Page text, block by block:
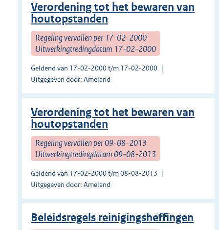
Verordening tot het bewaren van
houtopstanden
Regeling vervallen per 17-02-2000
Uitwerkingtredingdatum 17-02-2000
Geldend van 17-02-2000 t/m 17-02-2000
Uitgegeven door: Ameland
Verordening tot het bewaren van
houtopstanden
Regeling vervallen per 09-08-2013
Uitwerkingtredingdatum 09-08-2013
Geldend van 17-02-2000 t/m 08-08-2013
Uitgegeven door: Ameland
Beleidsregels reinigingsheffingen